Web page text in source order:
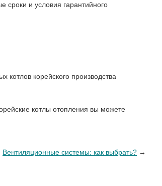
сроки и условия гарантийного
корейского производства
котлы отопления вы можете
Вентиляционные системы: как выбрать? →